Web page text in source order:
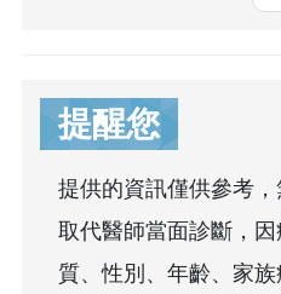
提醒您
提供的資訊僅供參考
取代醫師當面診斷，
質、性別、年齡、家族